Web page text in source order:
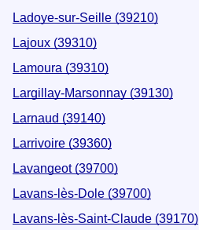
Ladoye-sur-Seille (39210)
Lajoux (39310)
Lamoura (39310)
Largillay-Marsonnay (39130)
Larnaud (39140)
Larrivoire (39360)
Lavangeot (39700)
Lavans-lès-Dole (39700)
Lavans-lès-Saint-Claude (39170)